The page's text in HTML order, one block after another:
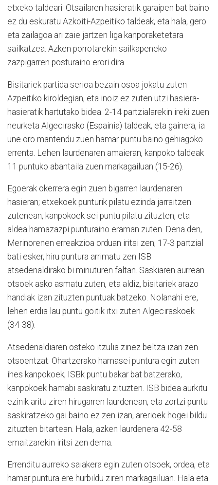
etxeko taldeari. Otsailaren hasieratik garaipen bat baino
ez du eskuratu Azkoiti-Azpeitiko taldeak, eta hala, gero
eta zailagoa ari zaie jartzen liga kanporaketetara
sailkatzea. Azken porrotarekin sailkapeneko
zazpigarren posturaino erori dira.
Bisitariek partida serioa bezain osoa jokatu zuten
Azpeitiko kiroldegian, eta inoiz ez zuten utzi hasiera-
hasieratik hartutako bidea. 2-14 partzialarekin ireki zuen
neurketa Algecirasko (Espainia) taldeak, eta gainera, ia
une oro mantendu zuen hamar puntu baino gehiagoko
errenta. Lehen laurdenaren amaieran, kanpoko taldeak
11 puntuko abantaila zuen markagailuan (15-26).
Egoerak okerrera egin zuen bigarren laurdenaren
hasieran; etxekoek punturik pilatu ezinda jarraitzen
zutenean, kanpokoek sei puntu pilatu zituzten, eta
aldea hamazazpi punturaino eraman zuten. Dena den,
Merinorenen erreakzioa orduan iritsi zen; 17-3 partzial
bati esker, hiru puntura arrimatu zen ISB
atsedenaldirako bi minuturen faltan. Saskiaren aurrean
otsoek asko asmatu zuten, eta aldiz, bisitariek arazo
handiak izan zituzten puntuak batzeko. Nolanahi ere,
lehen erdia lau puntu goitik itxi zuten Algeciraskoek
(34-38).
Atsedenaldiaren osteko itzulia zinez beltza izan zen
otsoentzat. Ohartzerako hamasei puntura egin zuten
ihes kanpokoek; ISBk puntu bakar bat batzerako,
kanpokoek hamabi saskiratu zituzten. ISB bidea aurkitu
ezinik aritu ziren hirugarren laurdenean, eta zortzi puntu
saskiratzeko gai baino ez zen izan, arerioek hogei bildu
zituzten bitartean. Hala, azken laurdenera 42-58
emaitzarekin iritsi zen dema.
Errenditu aurreko saiakera egin zuten otsoek, ordea, eta
hamar puntura ere hurbildu ziren markagailuan. Hala eta